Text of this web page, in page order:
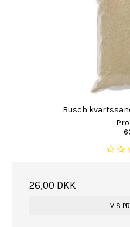
Busch
26,00 DKK
VIS